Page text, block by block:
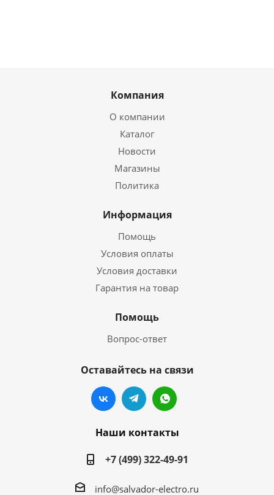
Компания
О компании
Каталог
Новости
Магазины
Политика
Информация
Помощь
Условия оплаты
Условия доставки
Гарантия на товар
Помощь
Вопрос-ответ
Оставайтесь на связи
Наши контакты
+7 (499) 322-49-91
info@salvador-electro.ru